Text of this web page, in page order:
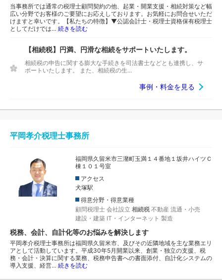
当事務所では通常の税理士顧問契約の他、起業・開業支援・相続対策など幅
広い分野でお客様のご要望にお応えしております。お気軽にお問合せいただ
けますと幸いです。【私たちの特徴】▼公認会計士・税理士資格保有税理士
としてだけでは… 続きを読む
【相続税】円満、円滑な相続をサポートいたします。
相続税の申告に関する膨大な手続きを司法書士などとも連携し、サ
ポートいたします。 また、相続税の生...
事例・料金を見る
平岡孝介税理士事務所
福岡県久留米市三潴町玉満１４番地１坂井ハイツＣ
棟１０１号室
アクセス
犬塚駅
得意分野・得意業種
顧問税理士 会社設立 相続税 不動産 流通・小売
建設・建築 IT・インターネット 製造
税務、会計、自計化等のお悩みを解決します
平岡孝介税理士事務所は福岡県久留米市、及びその近隣地域を主な業務エリ
アとして活動しています。平成30年5月開業以来、創業・独立の支援、税
務・会計・決算に関する業務、税務申告書への書面添付、自計化システムの
導入支援、経営… 続きを読む